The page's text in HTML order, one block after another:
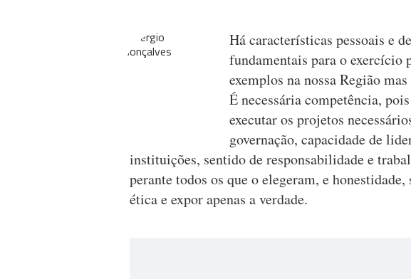
Há características pessoais e
fundamentais para o exercício
exemplos na nossa Região
É necessária competência,
executar os projetos
governação, capacidade de
instituições, sentido de responsabilidade e
perante todos os que o elegeram, e
ética e expor apenas a verdade.